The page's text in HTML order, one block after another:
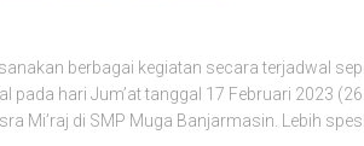
berbagai kegiatan secara terjadwal
pada hari Jum’at tanggal 17 Februari 2023
Mi’raj di SMP Muga Banjarmasin. Lebih